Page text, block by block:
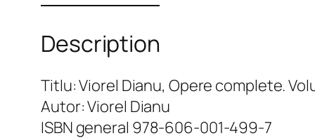
Description
Titlu: Viorel Dianu, Opere complete.
Autor: Viorel Dianu
ISBN general 978-606-001-499-7